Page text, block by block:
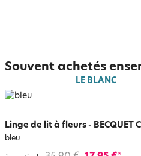
Souvent achetés
LE BLANC
Linge de lit à fleurs - BECQUET
bleu